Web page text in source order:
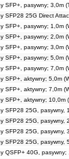
SFP+, pasywny; 3,0m
SFP28 25G Direct
SFP+, pasywny; 1,0m
SFP+, pasywny; 2,0m
SFP+, pasywny; 3,0m
SFP+, pasywny; 5,0m
SFP+, pasywny; 7,0m
SFP+, aktywny; 5,0m
SFP+, aktywny; 7,0m
SFP+, aktywny; 10,0m
SFP28 25G, pasywny,
SFP28 25G, pasywny,
SFP28 25G, pasywny,
SFP28 25G, pasywny,
QSFP+ 40G,